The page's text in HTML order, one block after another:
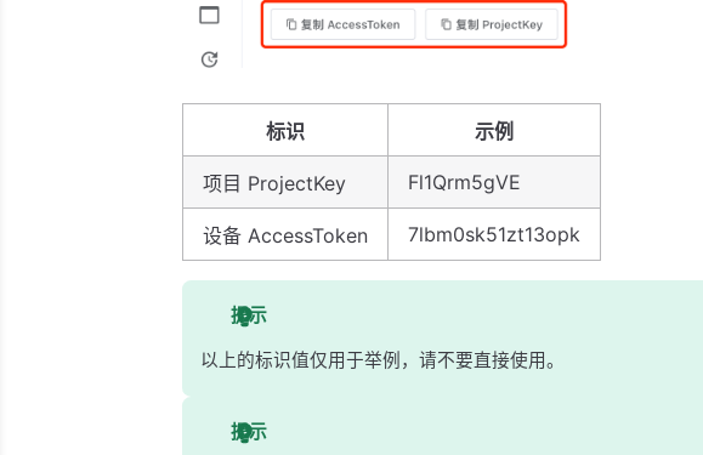
标识 示例
项目 ProjectKey Fl1Qrm5gVE
设备 AccessToken 7lbm0sk51zt13opk
提示
以上的标识值仅用于举例，请不要直接使用。
提示